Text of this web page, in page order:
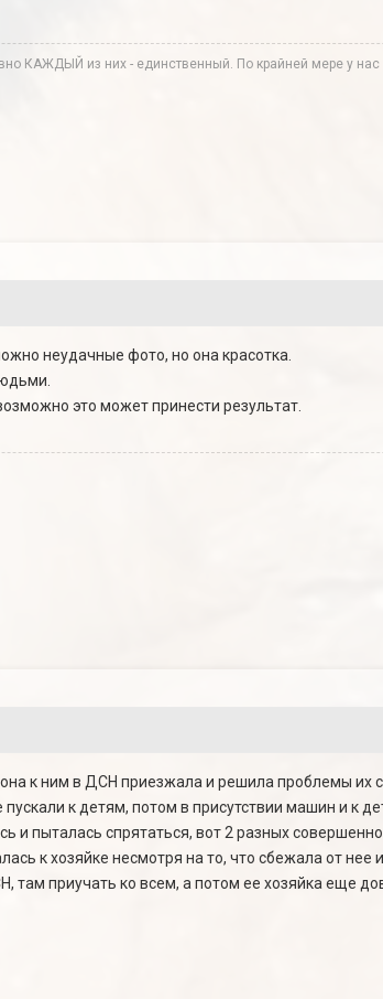
КАЖДЫЙ из них - единственный. По крайней мере у нас
неудачные фото, но она красотка.
это может принести результат.
к ним в ДСН приезжала и решила проблемы их
к детям, потом в присутствии машин и к
и пыталась спрятаться, вот 2 разных
к хозяйке несмотря на то, что сбежала от нее
там приучать ко всем, а потом ее хозяйка еще